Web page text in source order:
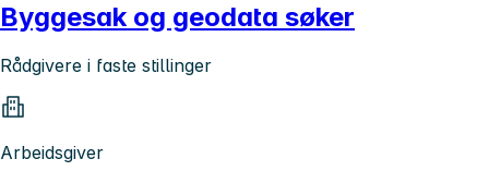
Byggesak og geodata søker
Rådgivere i faste stillinger
Arbeidsgiver